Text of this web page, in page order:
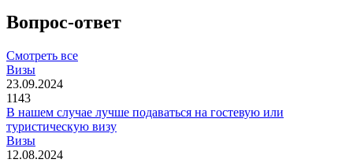
Вопрос-ответ
Смотреть все
Визы
23.09.2024
1143
В нашем случае лучше подаваться на гостевую или
туристическую визу
Визы
12.08.2024